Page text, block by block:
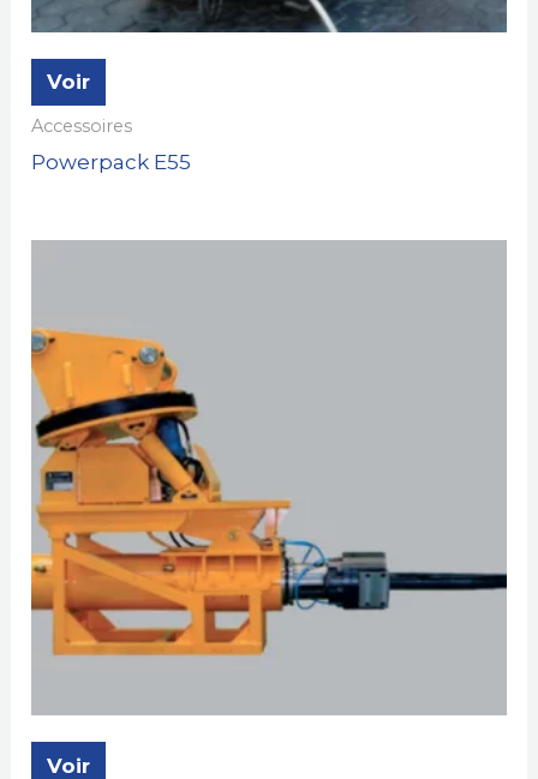
Voir
Accessoires
Powerpack E55
Voir